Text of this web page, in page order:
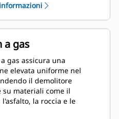
e la pressione
possono essere
e caricate mentre il
viene montato sulla
consentendo il
rapido delle condizioni
a gas
gas assicura una
elevata uniforme nel
il demolitore
su materiali come il
l'asfalto, la roccia e le